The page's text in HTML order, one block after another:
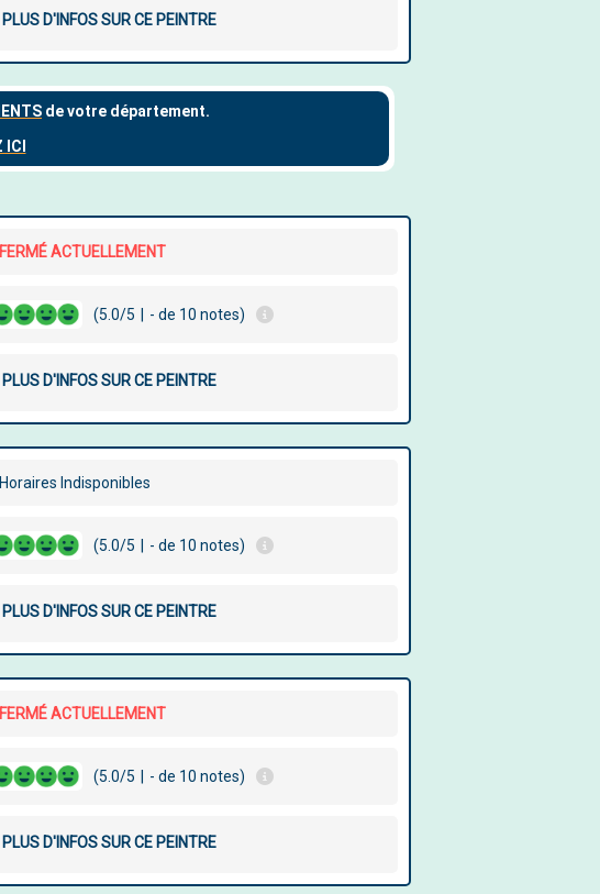
PLUS D'INFOS SUR CE PEINTRE
FERMÉ ACTUELLEMENT
(5.0/5 - de 10 notes)
PLUS D'INFOS SUR CE PEINTRE
Horaires Indisponibles
(5.0/5 - de 10 notes)
PLUS D'INFOS SUR CE PEINTRE
FERMÉ ACTUELLEMENT
(5.0/5 - de 10 notes)
PLUS D'INFOS SUR CE PEINTRE